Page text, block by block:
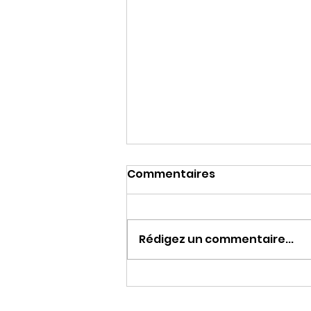
LA HAINE DE MACRON
Commentaires
Rédigez un commentaire...